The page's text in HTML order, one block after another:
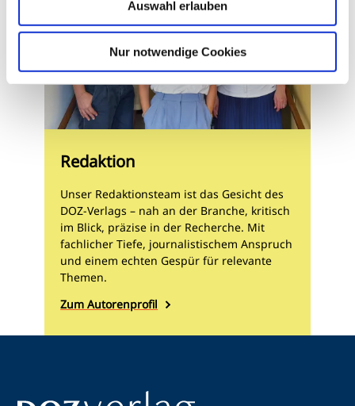
Auswahl erlauben
Nur notwendige Cookies
Redaktion
Unser Redaktionsteam ist das Gesicht des
DOZ-Verlags – nah an der Branche, kritisch
im Blick, präzise in der Recherche. Mit
fachlicher Tiefe, journalistischem Anspruch
und einem echten Gespür für relevante
Themen.
Zum Autorenprofil